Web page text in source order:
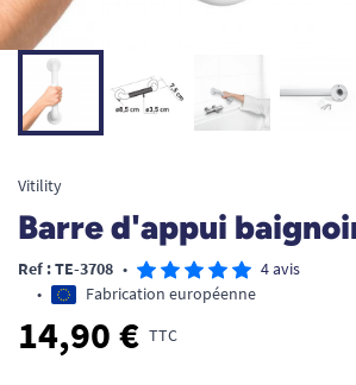
Vitility
Barre d'appui
Ref : TE-3708 •
4 avis
•
Fabrication européenne
14,90 € TTC